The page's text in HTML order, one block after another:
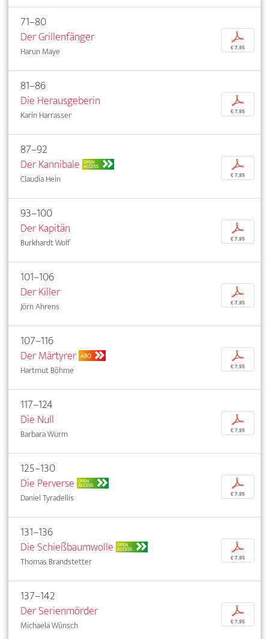
71–80
Der Grillenfänger
Harun Maye
p
€ 7,95
81–86
Die Herausgeberin
Karin Harrasser
p
€ 7,95
87–92
Der Kannibale OPEN
ACCESS
Claudia Hein
p
€ 7,95
93–100
Der Kapitän
Burkhardt Wolf
p
€ 7,95
101–106
Der Killer
Jörn Ahrens
p
€ 7,95
107–116
Der Märtyrer ABO
Hartmut Böhme
p
€ 7,95
117–124
Die Null
Barbara Wurm
p
€ 7,95
125–130
Die Perverse OPEN
ACCESS
Daniel Tyradellis
p
€ 7,95
131–136
Die Schießbaumwolle OPEN
ACCESS
Thomas Brandstetter
p
€ 7,95
137–142
Der Serienmörder
Michaela Wünsch
p
€ 7,95